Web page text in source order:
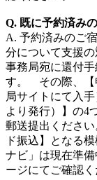
Q. 既に予約済み
A. 予約済みのご
分について支援
事務局宛に還付
す。 その際、【
局サイトにて入
より発行）】の4
郵送提出くださ
ド振込】となる
ナビ」は現在準
ージにてご確認く